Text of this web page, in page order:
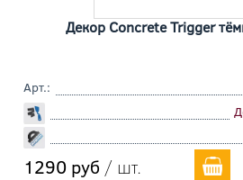
Декор Concrete Trigger
Арт.:
1290 руб / шт.